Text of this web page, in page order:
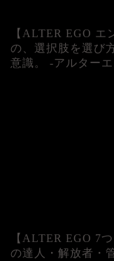
【ALTER EGO エ
の、選択肢を選び
意識。 -アルター
【ALTER EGO 7
の達人・解放者・